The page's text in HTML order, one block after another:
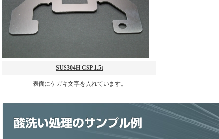
SUS304H CSP 1.5t
表面にケガキ文字を入れています。